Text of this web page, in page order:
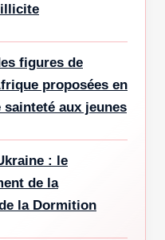
figures de
proposées en
sainteté aux jeunes
: le
de la
la Dormition